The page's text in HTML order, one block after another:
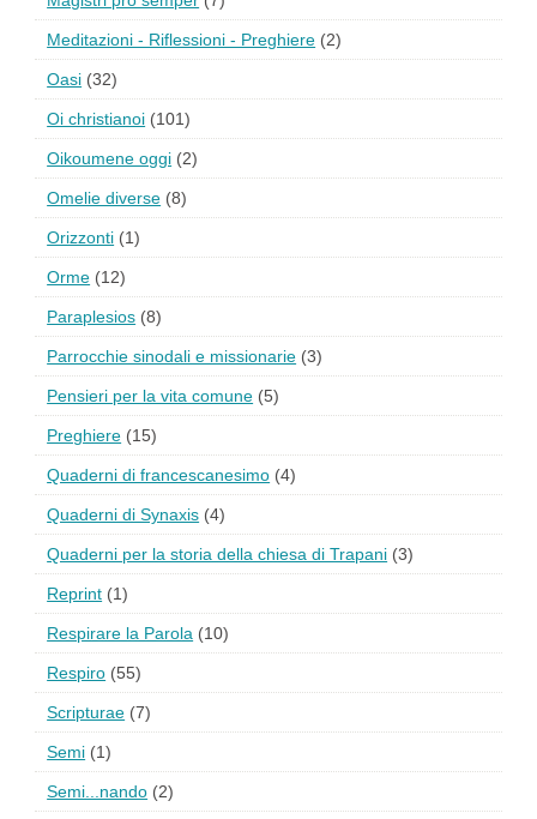
Meditazioni - Riflessioni - Preghiere (2)
Oasi (32)
Oi christianoi (101)
Oikoumene oggi (2)
Omelie diverse (8)
Orizzonti (1)
Orme (12)
Paraplesios (8)
Parrocchie sinodali e missionarie (3)
Pensieri per la vita comune (5)
Preghiere (15)
Quaderni di francescanesimo (4)
Quaderni di Synaxis (4)
Quaderni per la storia della chiesa di Trapani (3)
Reprint (1)
Respirare la Parola (10)
Respiro (55)
Scripturae (7)
Semi (1)
Semi...nando (2)